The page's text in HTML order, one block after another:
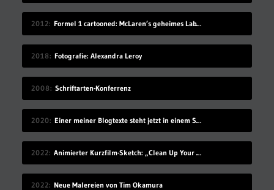
2012 Formel 1 cartooned: McLaren’s geheimes Labor
2018 Fotografie: Alexandra Leroy
2008 Schriftarten-Konferrenz
2020 Einer meiner Blogtexte steht jetzt in einem Schulbuch für den Deutschunterricht
2022 Animierter Kurzfilm-Sketch: „Clean Up Your Goo“
2022 Neue Malereien von Tim Okamura